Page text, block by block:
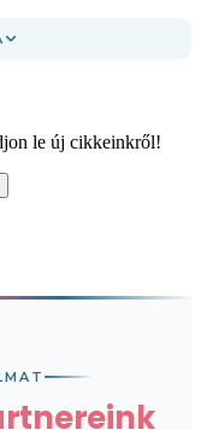
le új cikkeinkről!